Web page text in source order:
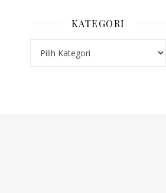
KATEGORI